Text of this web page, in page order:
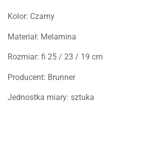
Kolor: Czarny
Materiał: Melamina
Rozmiar: fi 25 / 23 / 19 cm
Producent: Brunner
Jednostka miary: sztuka